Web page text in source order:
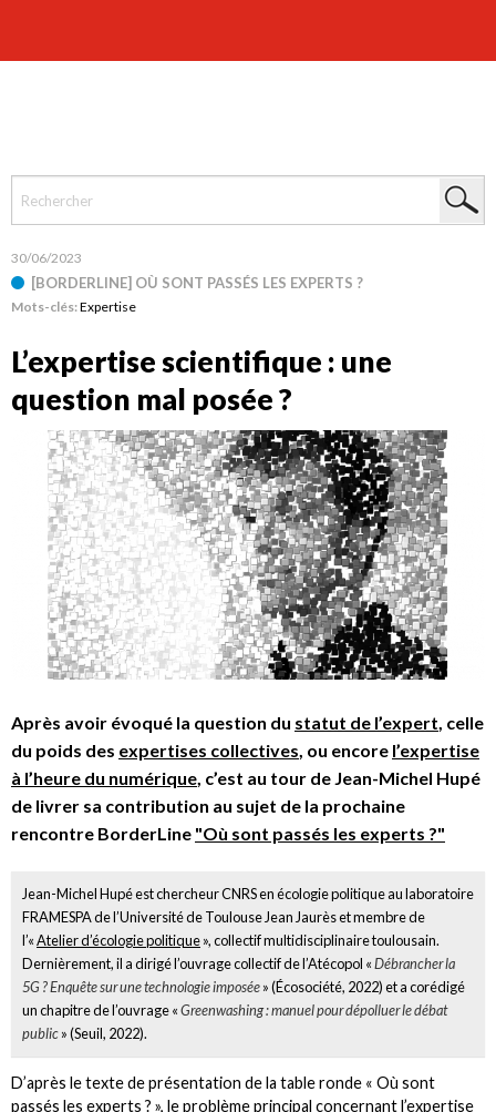
30/06/2023
[BORDERLINE] OÙ SONT PASSÉS LES EXPERTS ?
Mots-clés:Expertise
L’expertise scientifique : une
question mal posée ?
Après avoir évoqué la question du statut de l’expert , celle
du poids des expertises collectives , ou encore l’expertise
à l’heure du numérique , c’est au tour de Jean-Michel Hupé
de livrer sa contribution au sujet de la prochaine
rencontre BorderLine "Où sont passés les experts ?"
Jean-Michel Hupé est chercheur CNRS en écologie politique au laboratoire
FRAMESPA de l’Université de Toulouse Jean Jaurès et membre de
l’«Atelier d’écologie politique», collectif multidisciplinaire toulousain.
Dernièrement, il a dirigé l’ouvrage collectif de l’Atécopol «Débrancher la
5G ? Enquête sur une technologie imposée» (Écosociété, 2022) et a corédigé
un chapitre de l’ouvrage «Greenwashing : manuel pour dépolluer le débat
public» (Seuil, 2022).
D’après le texte de présentation de la table ronde « Où sont
passés les experts ? », le problème principal concernant l’expertise